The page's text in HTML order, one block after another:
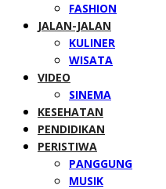
FASHION
JALAN-JALAN
KULINER
WISATA
VIDEO
SINEMA
KESEHATAN
PENDIDIKAN
PERISTIWA
PANGGUNG
MUSIK